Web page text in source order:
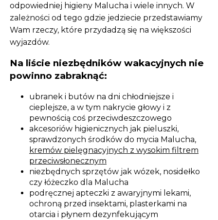
odpowiedniej higieny Malucha i wiele innych. W
zależności od tego gdzie jedziecie przedstawiamy
Wam rzeczy, które przydadzą się na większości
wyjazdów.
Na liście niezbędników wakacyjnych nie
powinno zabraknąć:
ubranek i butów na dni chłodniejsze i
cieplejsze, a w tym nakrycie głowy i z
pewnością coś przeciwdeszczowego
akcesoriów higienicznych jak pieluszki,
sprawdzonych środków do mycia Malucha,
kremów pielęgnacyjnych z wysokim filtrem
przeciwsłonecznym
niezbędnych sprzętów jak wózek, nosidełko
czy łóżeczko dla Malucha
podręcznej apteczki z awaryjnymi lekami,
ochroną przed insektami, plasterkami na
otarcia i płynem dezynfekującym